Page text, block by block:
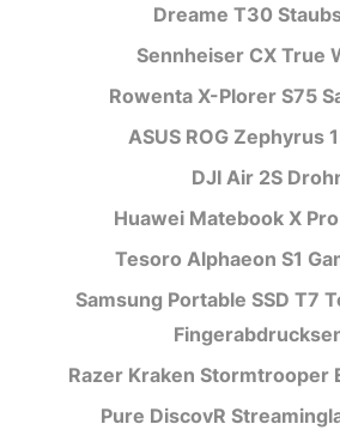
Dreame T30
Sennheiser CX True
Rowenta X-Plorer S75
ASUS ROG Zephyrus
DJI Air 2S
Huawei Matebook X
Tesoro Alphaeon S1
Samsung Portable SSD T7
Razer Kraken Stormtrooper
Pure DiscovR